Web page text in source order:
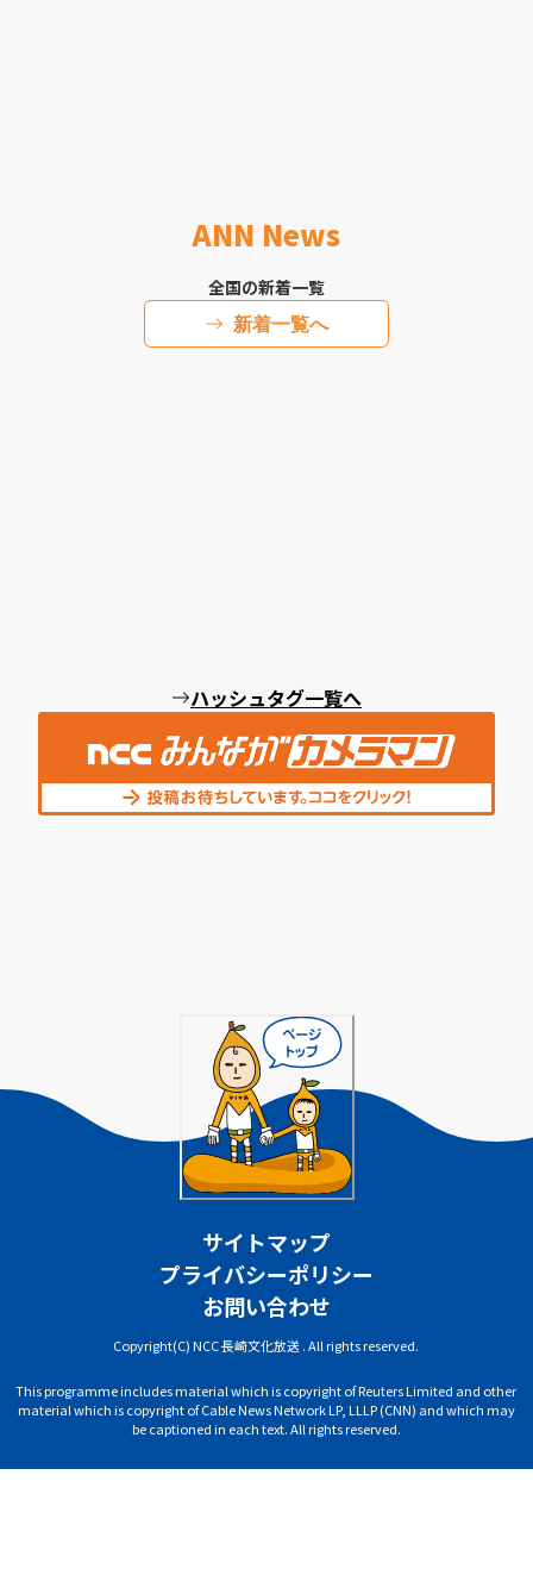
ANN News
全国の新着一覧
新着一覧へ
ハッシュタグ一覧へ
サイトマップ
プライバシーポリシー
お問い合わせ
Copyright(C) NCC 長崎文化放送 . All rights reserved.
This programme includes material which is copyright of Reuters Limited and other
material which is copyright of Cable News Network LP, LLLP (CNN) and which may
be captioned in each text. All rights reserved.